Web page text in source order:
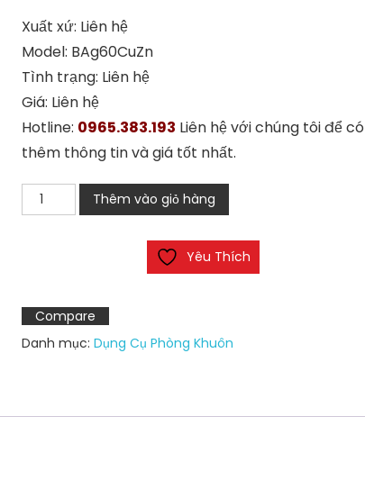
Xuất xứ: Liên hệ
Model: BAg60CuZn
Tình trạng: Liên hệ
Giá: Liên hệ
Hotline: 0965.383.193 Liên hệ với chúng tôi để có
thêm thông tin và giá tốt nhất.
Que
hàn
Thêm vào giỏ hàng
Yêu Thích
Compare
Danh mục: Dụng Cụ Phòng Khuôn